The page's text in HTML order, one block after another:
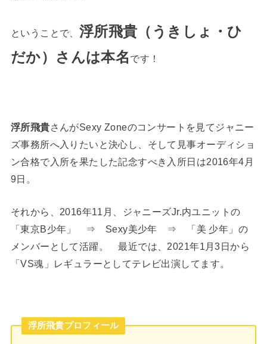
ということで、 浮所飛貴（うきしょ・ひ
だか）さんは本名 です！
浮所飛貴さんがSexy Zoneのコンサートを見てジャニー
ズ事務所へ入りたいと決心し、そして見事オーディショ
ン合格で入所を果たした記念すべき入所日は2016年4月
9日。
それから、2016年11月、ジャニーズJr.内ユニットの
「東京B少年」 ⇒ Sexy美少年 ⇒ 「美 少年」の
メンバーとして活躍。 最近では、2021年1月3日から
「VS魂」レギュラーとしてテレビ出演してます。
浮所飛貴プロフィール